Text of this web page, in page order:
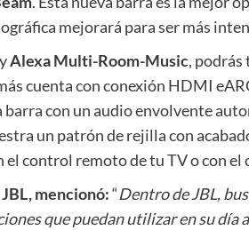
mejorará para ser más
yAlexa Multi-Room-Music,
cuenta con conexión HDMI
con un audio envolvente
un patrón de rejilla con
el control remoto de tu TV o con
mencionó:“Dentro de JBL,
que puedan utilizar en su día